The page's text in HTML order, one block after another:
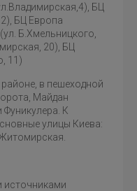
БЦ
БЦ Европа
Б.Хмельницкого,
20), БЦ
11)
в пешеходной
Майдан
Фуникулера. К
улицы Киева:
источниками